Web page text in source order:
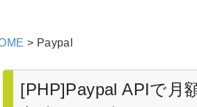
> Paypal
[PHP]Paypal APIで月